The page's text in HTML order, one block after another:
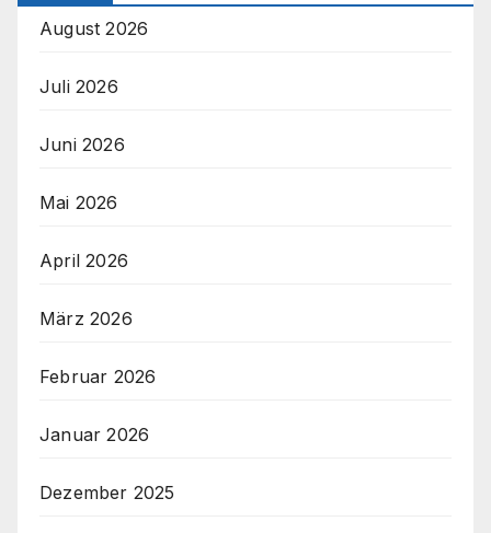
August 2026
Juli 2026
Juni 2026
Mai 2026
April 2026
März 2026
Februar 2026
Januar 2026
Dezember 2025